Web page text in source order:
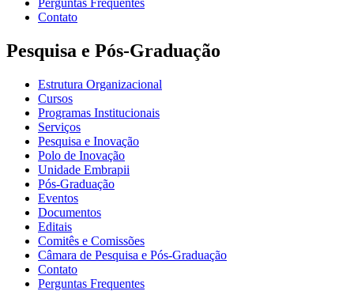
Contato
Pesquisa e Pós-Graduação
Estrutura Organizacional
Cursos
Programas Institucionais
Serviços
Pesquisa e Inovação
Polo de Inovação
Unidade Embrapii
Pós-Graduação
Eventos
Documentos
Editais
Comitês e Comissões
Câmara de Pesquisa e Pós-Graduação
Contato
Perguntas Frequentes